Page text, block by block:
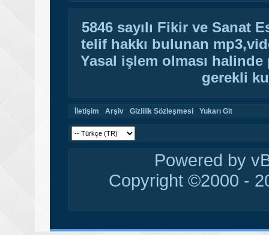
5846 sayılı Fikir ve Sanat
telif hakkı bulunan
Yasal işlem olması
gerekli
İletişim Arşiv Gizlilik Sözleşmesi Yukarı Git
Powered by
Copyright ©2000 -